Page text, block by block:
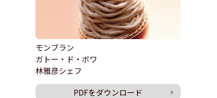
モンブラン
ガトー・ド・ボワ
林雅彦シェフ
PDFをダウンロード